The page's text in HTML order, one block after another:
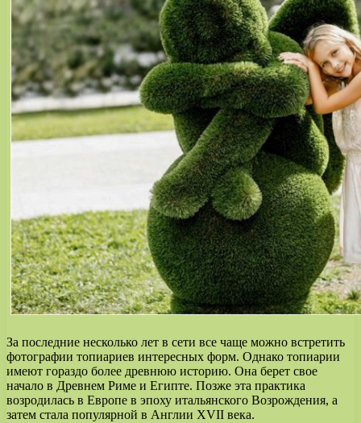
За последние несколько лет в сети все чаще можно встретить
фотографии топиариев интересных форм. Однако топиарии
имеют гораздо более древнюю историю. Она берет свое
начало в Древнем Риме и Египте. Позже эта практика
возродилась в Европе в эпоху итальянского Возрождения, а
затем стала популярной в Англии XVII века.